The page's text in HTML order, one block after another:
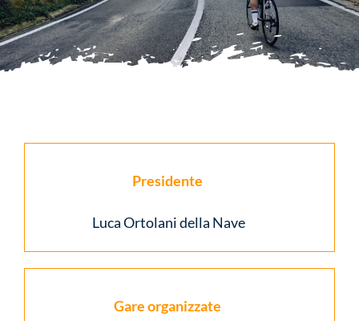
Multimedia
Presidente
Luca Ortolani della Nave
Gare organizzate